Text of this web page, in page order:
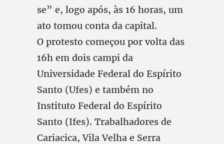
se” e, logo após, às 16 horas, um
ato tomou conta da capital.
O protesto começou por volta das
16h em dois campi da
Universidade Federal do Espírito
Santo (Ufes) e também no
Instituto Federal do Espírito
Santo (Ifes). Trabalhadores de
Cariacica, Vila Velha e Serra